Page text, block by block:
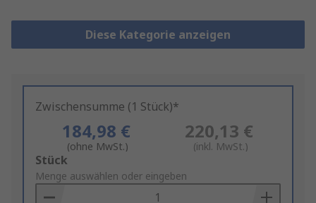
Diese Kategorie anzeigen
Zwischensumme (1 Stück)*
184,98 €
(ohne MwSt.)
220,13 €
(inkl. MwSt.)
Add
to
Basket
Stück
Menge auswählen oder eingeben